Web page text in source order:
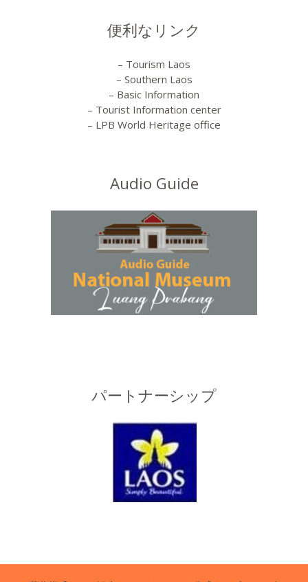
便利なリンク
– Tourism Laos
– Southern Laos
– Basic Information
– Tourist Information center
– LPB World Heritage office
Audio Guide
パートナーシップ